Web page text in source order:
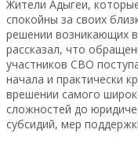
Жители Адыгеи,
спокойны за своих
решении возникающих
рассказал, что
участников СВО
начала и практически
врешении самого
сложностей до
субсидий, мер